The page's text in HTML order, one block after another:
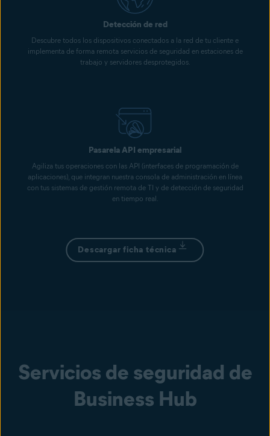
Detección de red
Descubre todos los dispositivos conectados a la red de tu cliente e
implementa de forma remota servicios de seguridad en estaciones de
trabajo y servidores desprotegidos.
Pasarela API empresarial
Agiliza tus operaciones con las API (interfaces de programación de
aplicaciones), que integran nuestra consola de administración en línea
con tus sistemas de gestión remota de TI y de detección de seguridad
en tiempo real.
Descargar ficha técnica
Servicios de seguridad de
Business Hub